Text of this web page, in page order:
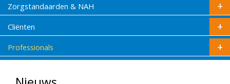
Zorgstandaarden & NAH
Cliënten
Professionals